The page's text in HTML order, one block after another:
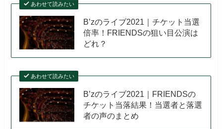
あわせて読みたい
B’zのライブ2021｜チケット当選
倍率！FRIENDSの狙い目公演は
どれ？
あわせて読みたい
B’zのライブ2021｜FRIENDSの
チケット当落結果！当選者と落選
者の声のまとめ